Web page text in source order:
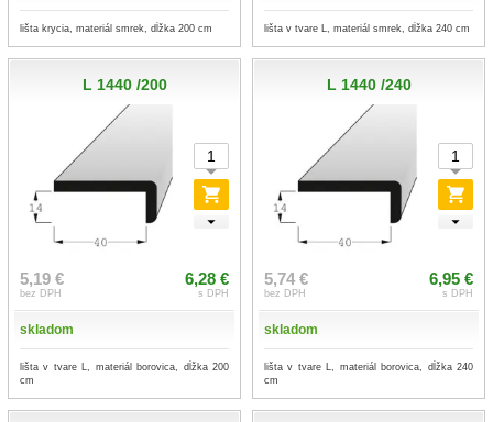
lišta krycia, materiál smrek, dĺžka 200 cm lišta v tvare L, materiál smrek, dĺžka 240 cm
L 1440 /200
5,19 €
bez DPH
6,28 €
s DPH
skladom
lišta v tvare L, materiál borovica, dĺžka 200
cm
L 1440 /240
5,74 €
bez DPH
6,95 €
s DPH
skladom
lišta v tvare L, materiál borovica, dĺžka 240
cm